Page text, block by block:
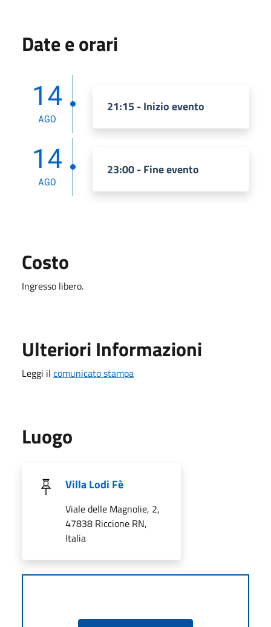
Date e orari
14
AGO
21:15 - Inizio evento
14
AGO
23:00 - Fine evento
Costo
Ingresso libero.
Ulteriori Informazioni
Leggi il comunicato stampa
Luogo
Villa Lodi Fè
Viale delle Magnolie, 2,
47838 Riccione RN,
Italia